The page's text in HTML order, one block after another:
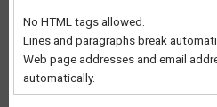
No HTML tags allowed.
Lines and paragraphs break
Web page addresses and email
automatically.